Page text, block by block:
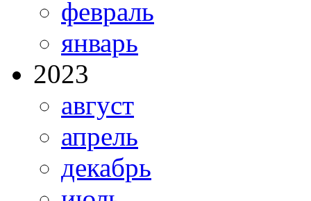
февраль
январь
2023
август
апрель
декабрь